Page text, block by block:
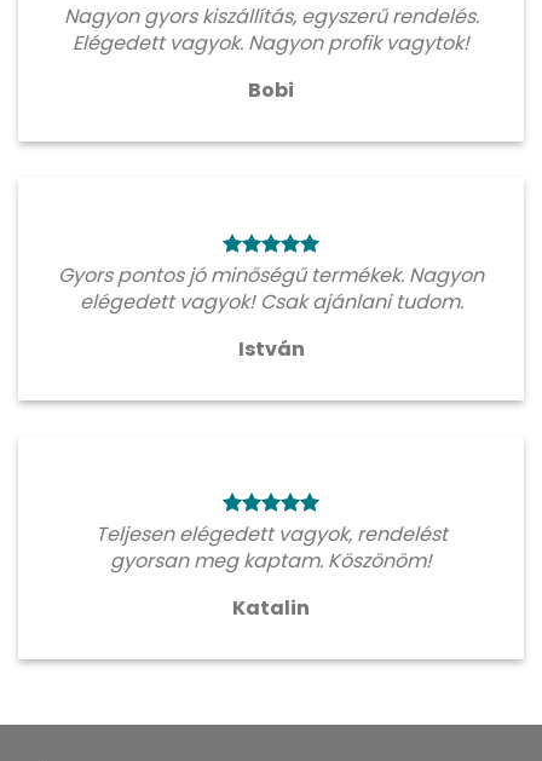
Nagyon gyors kiszállítás, egyszerű rendelés.
Elégedett vagyok. Nagyon profik vagytok!
Bobi
Gyors pontos jó minőségű termékek. Nagyon
elégedett vagyok! Csak ajánlani tudom.
István
Teljesen elégedett vagyok, rendelést
gyorsan meg kaptam. Köszönöm!
Katalin